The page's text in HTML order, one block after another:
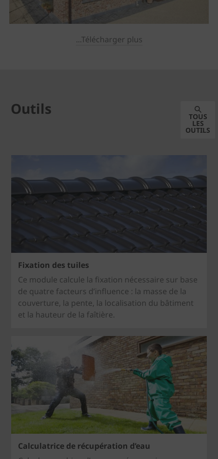
...Télécharger plus
Outils TOUS
LES
OUTILS
Fixation des tuiles
Ce module calcule la fixation nécessaire sur base
de quatre facteurs d’influence : la masse de la
couverture, la pente, la localisation du bâtiment
et la hauteur de la faîtière.
Calculatrice de récupération d’eau